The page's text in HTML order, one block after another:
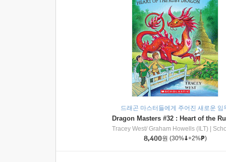
드래곤 마스터들에게 주어진 새로운 임
Tracey West/ Graham Howells (ILT)
8,400원 (30% +2% )